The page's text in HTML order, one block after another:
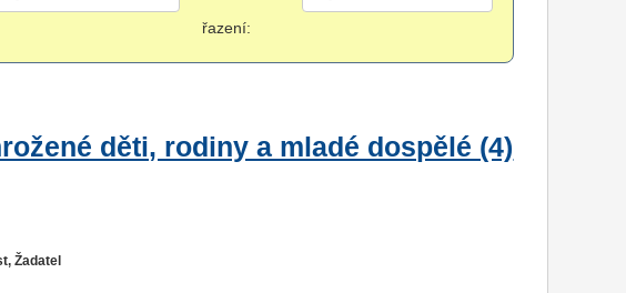
řazení:
děti, rodiny a mladé dospělé (4)
Žadatel